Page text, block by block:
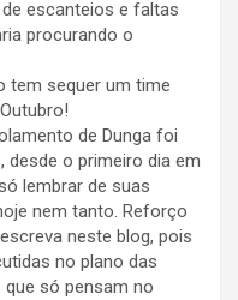
escanteios e faltas
procurando o
tem sequer um time
de Dunga foi
desde o primeiro dia em
lembrar de suas
nem tanto. Reforço
neste blog, pois
no plano das
só pensam no